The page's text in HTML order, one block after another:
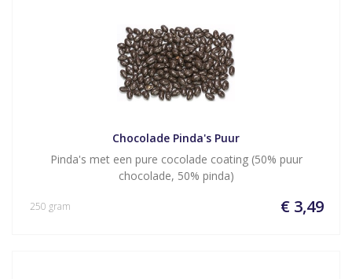
Chocolade Pinda's Puur
Pinda's met een pure cocolade coating (50% puur
chocolade, 50% pinda)
€ 3,49
250 gram